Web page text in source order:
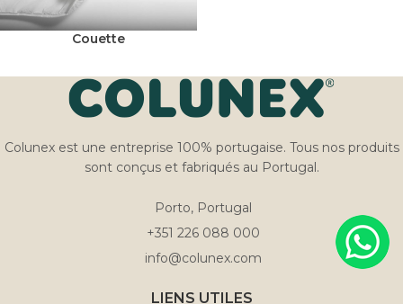
Couette
Colunex est une entreprise 100% portugaise. Tous nos produits
sont conçus et fabriqués au Portugal.
Porto, Portugal
+351 226 088 000
info@colunex.com
LIENS UTILES